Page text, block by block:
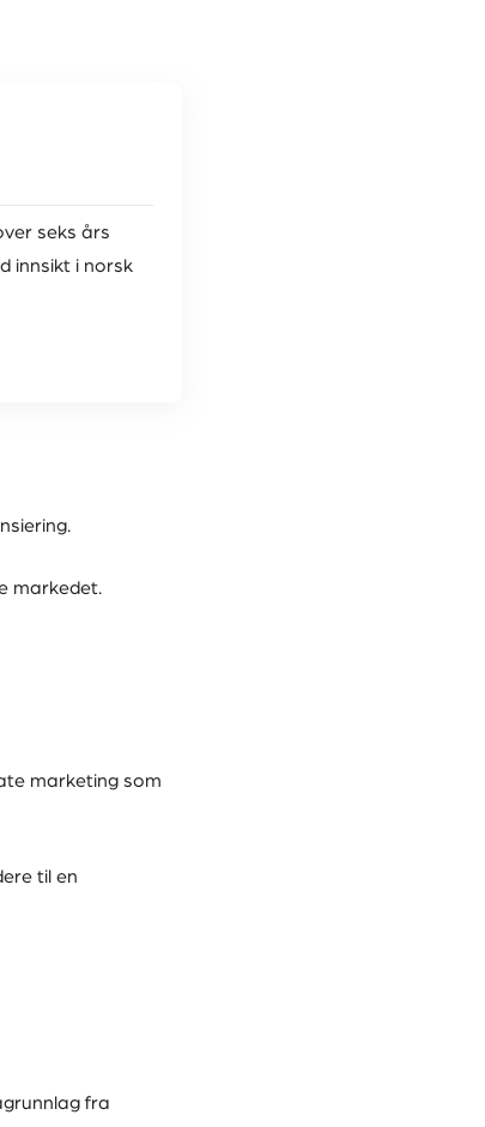
seks års
innsikt i norsk
markedet.
marketing som
til en
fra